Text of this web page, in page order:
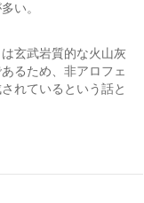
い。
玄武岩質的な火山灰
るため、非アロフェ
れているという話と